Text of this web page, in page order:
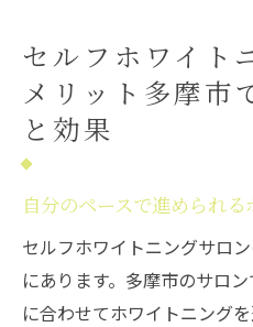
セルフホワイト
メリット多摩市
と効果
自分のペースで進められ
セルフホワイトニングサロ
にあります。多摩市のサロ
に合わせてホワイトニング